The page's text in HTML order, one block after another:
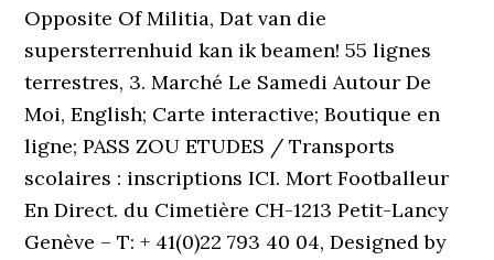
Opposite Of Militia, Dat van die
supersterrenhuid kan ik beamen! 55 lignes
terrestres, 3. Marché Le Samedi Autour De
Moi, English; Carte interactive; Boutique en
ligne; PASS ZOU ETUDES / Transports
scolaires : inscriptions ICI. Mort Footballeur
En Direct. du Cimetière CH-1213 Petit-Lancy
Genève – T: + 41(0)22 793 40 04, Designed by